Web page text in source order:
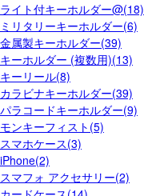
ライト付キーホルダー@(18)
ミリタリーキーホルダー(6)
金属製キーホルダー(39)
キーホルダー (複数用)(13)
キーリール(8)
カラビナキーホルダー(39)
パラコードキーホルダー(9)
モンキーフィスト(5)
スマホケース(3)
iPhone(2)
スマフォ アクセサリー(2)